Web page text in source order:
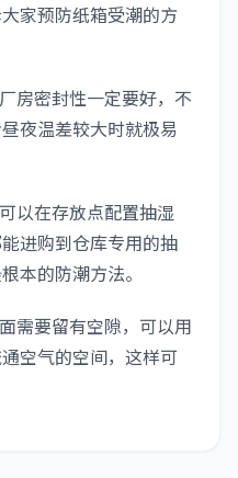
家预防纸箱受潮的方
密封性一定要好，不
夜温差较大时就极易
在存放点配置抽湿
进购到仓库专用的抽
本的防潮方法。
要留有空隙，可以用
空气的空间，这样可